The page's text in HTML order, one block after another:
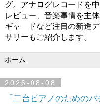
グ。アナログレコードを
レビュー、音楽事情を主
ギャードなど注目の新進
サリーもご紹介します。
2026-08-08
「二台ピアノのためのパ